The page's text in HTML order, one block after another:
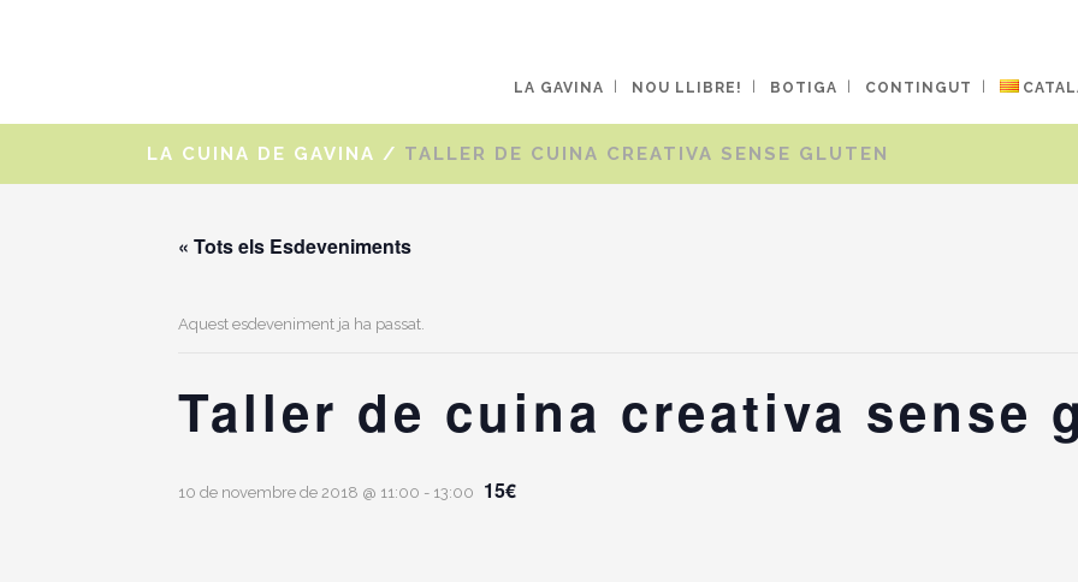
LA GAVINA NOU LLIBRE! BOTIGA CONTINGUT
LA CUINA DE GAVINA / TALLER DE CUINA CREATIVA SENSE GLUTEN
« Tots els Esdeveniments
Aquest esdeveniment ja ha passat.
Taller de cuina creativa sense
10 de novembre de 2018 @ 11:00 - 13:00 15€